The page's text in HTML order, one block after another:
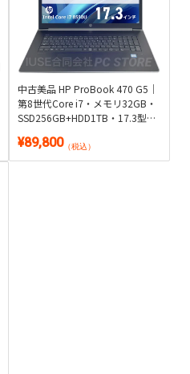
中古美品 HP ProBook 470 G5｜
第8世代Core i7・メモリ32GB・
SSD256GB+HDD1TB・17.3型
Microsoft Office 2024付き
¥89,800（税込）